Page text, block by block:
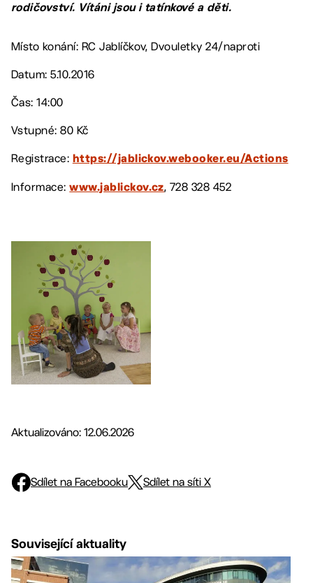
rodičovství. Vítáni jsou i tatínkové a děti.
Místo konání: RC Jablíčkov, Dvouletky 24/naproti
Datum: 5.10.2016
Čas: 14:00
Vstupné: 80 Kč
Registrace: https://jablickov.webooker.eu/Actions
Informace:www.jablickov.cz, 728 328 452
Aktualizováno: 12.06.2026
Sdílet na Facebooku Sdílet na síti X
Související aktuality